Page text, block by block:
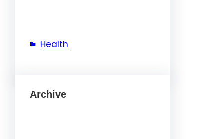
Health
Archive